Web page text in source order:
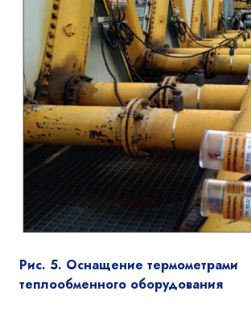
Рис. 5. Оснащение термометрами
теплообменного оборудования